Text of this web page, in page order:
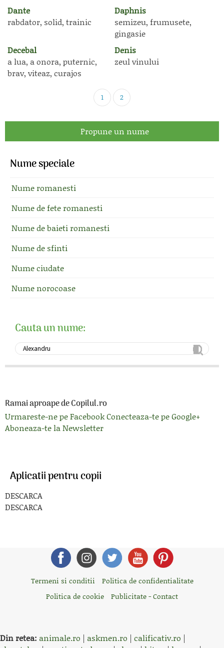
Dante
rabdator, solid, trainic
Daphnis
semizeu, frumusete,
gingasie
Decebal
a lua, a onora, puternic,
brav, viteaz, curajos
Denis
zeul vinului
1 2
Propune un nume
Nume speciale
Nume romanesti
Nume de fete romanesti
Nume de baieti romanesti
Nume de sfinti
Nume ciudate
Nume norocoase
Cauta un nume:
Ramai aproape de Copilul.ro
Urmareste-ne pe FacebookConecteaza-te pe Google+
Aboneaza-te la Newsletter
Aplicatii pentru copii
DESCARCA
DESCARCA
Termeni si conditii
Politica de confidentialitate
Politica de cookie
Publicitate - Contact
Din retea: animale.ro | askmen.ro | calificativ.ro |